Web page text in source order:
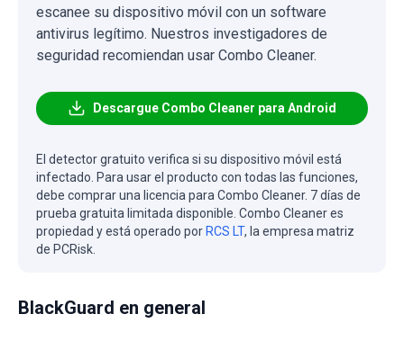
escanee su dispositivo móvil con un software
antivirus legítimo. Nuestros investigadores de
seguridad recomiendan usar Combo Cleaner.
Descargue Combo Cleaner para Android
El detector gratuito verifica si su dispositivo móvil está
infectado. Para usar el producto con todas las funciones,
debe comprar una licencia para Combo Cleaner. 7 días de
prueba gratuita limitada disponible. Combo Cleaner es
propiedad y está operado por RCS LT, la empresa matriz
de PCRisk.
BlackGuard en general